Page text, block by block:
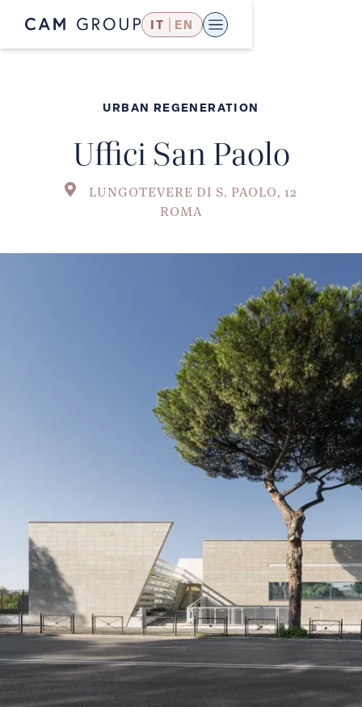
IT EN
URBAN REGENERATION
Uffici San Paolo
LUNGOTEVERE DI S. PAOLO, 12
ROMA